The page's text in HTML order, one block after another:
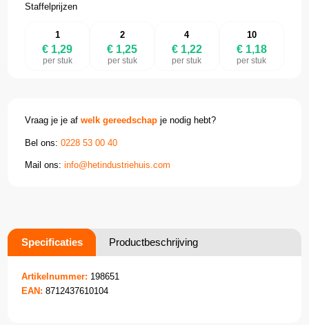
Staffelprijzen
1
€ 1,29
per stuk
2
€ 1,25
per stuk
4
€ 1,22
per stuk
10
€ 1,18
per stuk
Vraag je je afwelk gereedschap je nodig hebt?
Bel ons:0228 53 00 40
Mail ons:info@hetindustriehuis.com
Specificaties Productbeschrijving
Artikelnummer: 198651
EAN: 8712437610104